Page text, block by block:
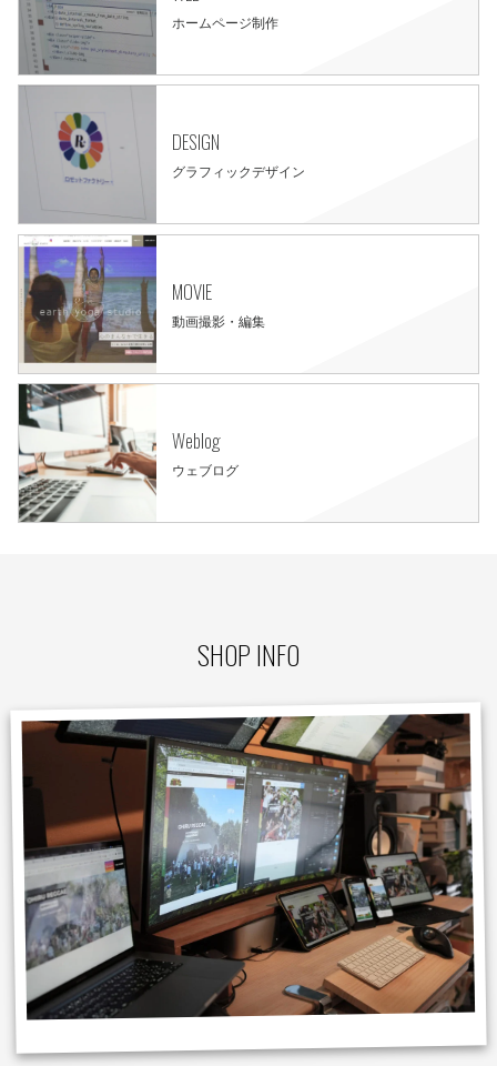
ホームページ制作
DESIGN
グラフィックデザイン
MOVIE
動画撮影・編集
Weblog
ウェブログ
SHOP INFO